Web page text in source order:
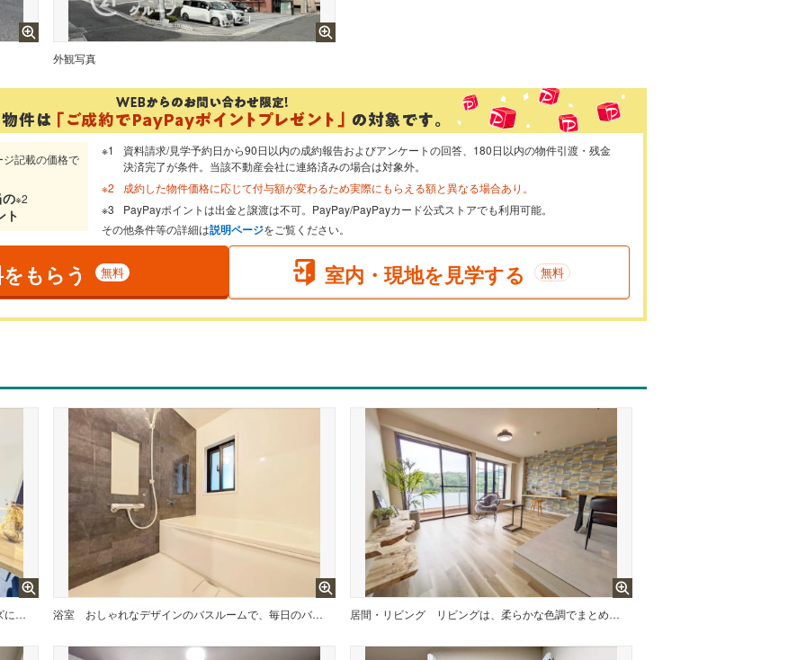
外観写真
記載の価格で
の※2
ト
資料請求/見学予約日から90日以内の成約報告およびアンケートの回答、180日以内の物件引渡・残金
決済完了が条件。当該不動産会社に連絡済みの場合は対象外。
成約した物件価格に応じて付与額が変わるため実際にもらえる額と異なる場合あり。
PayPayポイントは出金と譲渡は不可。PayPay/PayPayカード公式ストアでも利用可能。
その他条件等の詳細は説明ページをご覧ください。
もらう 無料 室内・現地を見学する 無料
家事動線を考えた設計で家事がスムーズに行えますね。キッチンは、料理を楽しむための機能的な空間で、効率的な作業をサポートします 浴室 おしゃれなデザインのバスルームで、毎日のバスタイムが楽しみになります。快適な空間で、心地よいひとときを提供します 居間・リビング リビングは、柔らかな色調でまとめられており、心安らぐ雰囲気を演出します。リラックスできる空間です